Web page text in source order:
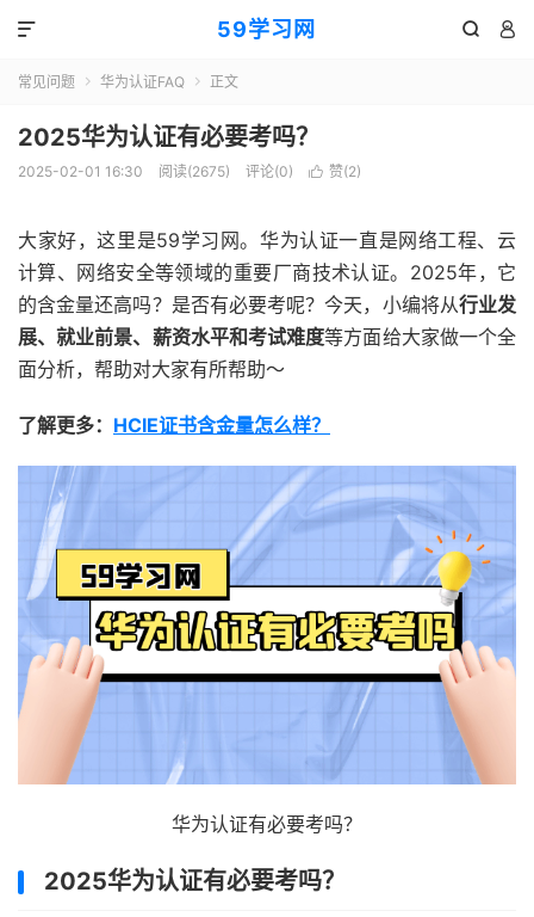
59学习网  

常见问题  华为认证FAQ  正文
2025华为认证有必要考吗？
2025-02-01 16:30 阅读(2675) 评论(0)  赞(2)
大家好，这里是59学习网。华为认证一直是网络工程、云
计算、网络安全等领域的重要厂商技术认证。2025年，它
的含金量还高吗？是否有必要考呢？今天，小编将从行业发
展、就业前景、薪资水平和考试难度等方面给大家做一个全
面分析，帮助对大家有所帮助～
了解更多： HCIE证书含金量怎么样？
华为认证有必要考吗？
2025华为认证有必要考吗？